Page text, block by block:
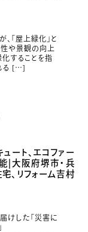
「屋上緑化」と
性や景観の向上
することを指
る […]
ート、エコファー
|大阪府堺市・兵
、リフォーム吉村
けした「災害に